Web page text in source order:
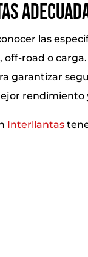
las
off-road o carga.
garantizar
rendimiento
Interllantas